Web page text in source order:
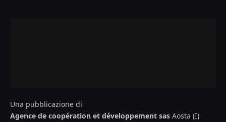
Una pubblicazione di
Agence de coopération et développement sas Aosta (I)